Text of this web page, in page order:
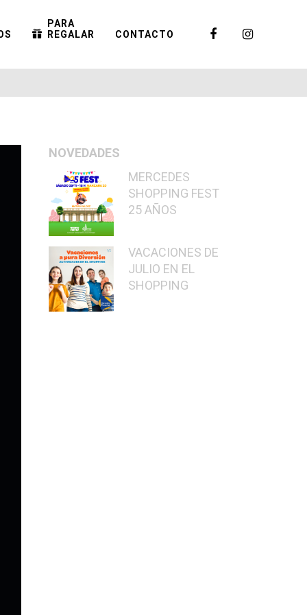
PARA
REGALAR
CONTACTO
NOVEDADES
MERCEDES
SHOPPING FEST
25 AÑOS
VACACIONES DE
JULIO EN EL
SHOPPING